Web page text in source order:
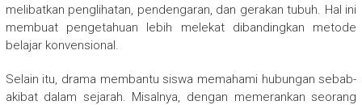
melibatkan penglihatan, pendengaran, dan gerakan tubuh. Hal ini
membuat pengetahuan lebih melekat dibandingkan metode
belajar konvensional.
Selain itu, drama membantu siswa memahami hubungan sebab-
akibat dalam sejarah. Misalnya, dengan memerankan seorang